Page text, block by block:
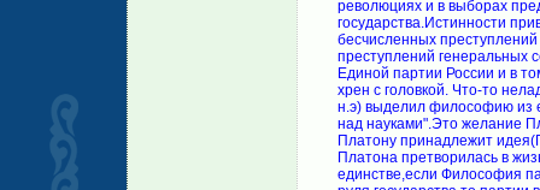
революциях и в выборах
государства.Истинности
бесчисленных
преступлений генеральных
Единой партии России и в
хрен с головкой. Что-то
н.э) выделил философию из
над науками".Это желание
Платону принадлежит
Платона претворилась в
единстве,если Философия